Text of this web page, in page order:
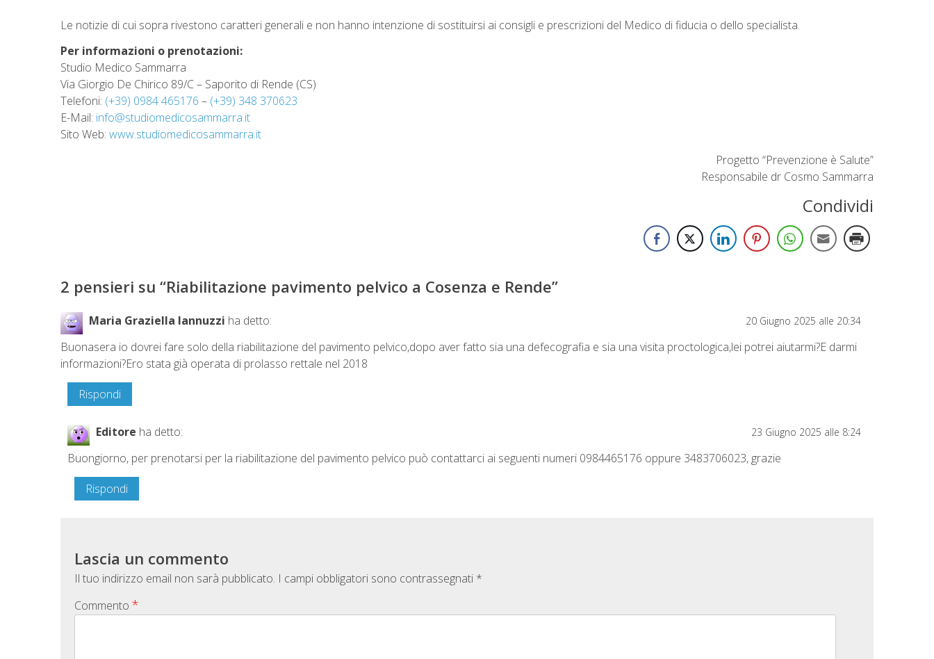
Le notizie di cui sopra rivestono caratteri generali e non hanno intenzione di sostituirsi ai consigli e prescrizioni del Medico di fiducia o dello specialista.
Per informazioni o prenotazioni:
Studio Medico Sammarra
Via Giorgio De Chirico 89/C – Saporito di Rende (CS)
Telefoni: (+39) 0984 465176 – (+39) 348 370623
E-Mail: info@studiomedicosammarra.it
Sito Web: www.studiomedicosammarra.it
Progetto “Prevenzione è Salute”
Responsabile dr Cosmo Sammarra
Condividi
2 pensieri su “Riabilitazione pavimento pelvico a Cosenza e Rende”
Maria Graziella Iannuzzi ha detto: 20 Giugno 2025 alle 20:34
Buonasera io dovrei fare solo della riabilitazione del pavimento pelvico,dopo aver fatto sia una defecografia e sia una visita proctologica,lei potrei aiutarmi?E darmi
informazioni?Ero stata già operata di prolasso rettale nel 2018
Rispondi
Editore ha detto: 23 Giugno 2025 alle 8:24
Buongiorno, per prenotarsi per la riabilitazione del pavimento pelvico può contattarci ai seguenti numeri 0984465176 oppure 3483706023, grazie
Rispondi
Lascia un commento
Il tuo indirizzo email non sarà pubblicato. I campi obbligatori sono contrassegnati *
Commento *